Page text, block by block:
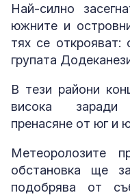
Най-силно
южните и
тях се открояват:
групата
В тези райони
висока заради
пренасяне от юг и
Метеоролозите
обстановка ще
подобрява от